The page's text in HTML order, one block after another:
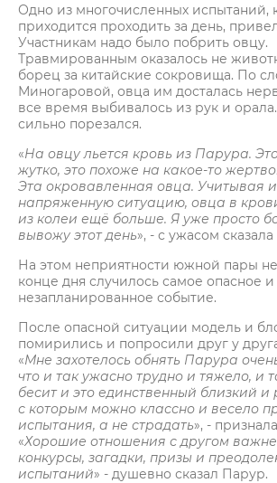
Одно из многочисленных испытаний,
приходится проходить за день,
Участникам надо было побрить овцу.
Травмированным оказалось не
борец за китайские сокровища. По
Миногаровой, овца им досталась
все время выбивалось из рук и
сильно порезался.
«На овцу льется кровь из Парура.
жутко, это похоже на какое-то
Эта окровавленная овца. Учитывая
напряженную ситуацию, овца в
из колеи ещё больше. Я уже просто
вывожу этот день», - с ужасом
На этом неприятности южной пары
конце дня случилось самое опасное и
незапланированное событие.
После опасной ситуации модель и
помирились и попросили друг у
«Мне захотелось обнять Парура
что и так ужасно трудно и тяжело, и
бесит и это единственный близкий и
с которым можно классно и весело
испытания, а не страдать», -
«Хорошие отношения с другом
конкурсы, загадки, призы и
испытаний» - душевно сказал Парур.